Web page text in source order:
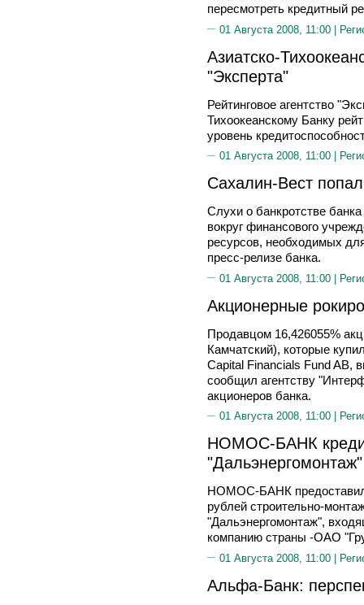
пересмотреть кредитный
01 Августа 2008, 11:00 |
Азиатско-
"Эксперта"
Рейтинговое агентство
Тихоокеанскому Банку
уровень
01 Августа 2008, 11:00 |
Сахалин-Вест
Слухи о банкротстве
вокруг финансового
ресурсов, необходимых
пресс-релизе банка.
01 Августа 2008, 11:00 |
Акционерные
Продавцом 16,426055%
Камчатский), которые
Capital Financials Fund AB,
сообщил агентству
акционеров банка.
01 Августа 2008, 11:00 |
НОМОС-БАНК
"Дальэнергомонтаж"
НОМОС-БАНК предоставил
рублей строительно-
"Дальэнергомонтаж",
компанию страны -ОАО
01 Августа 2008, 11:00 |
Альфа-Банк: